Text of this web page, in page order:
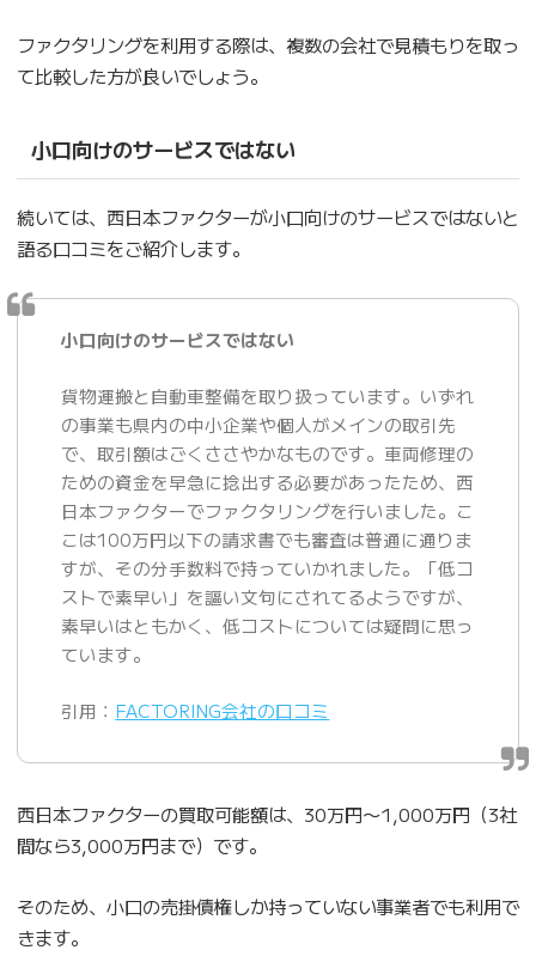
ファクタリングを利用する際は、複数の会社で見積もりを取っ
て比較した方が良いでしょう。
小口向けのサービスではない
続いては、西日本ファクターが小口向けのサービスではないと
語る口コミをご紹介します。
小口向けのサービスではない
貨物運搬と自動車整備を取り扱っています。いずれ
の事業も県内の中小企業や個人がメインの取引先
で、取引額はごくささやかなものです。車両修理の
ための資金を早急に捻出する必要があったため、西
日本ファクターでファクタリングを行いました。こ
こは100万円以下の請求書でも審査は普通に通りま
すが、その分手数料で持っていかれました。「低コ
ストで素早い」を謳い文句にされてるようですが、
素早いはともかく、低コストについては疑問に思っ
ています。
引用： FACTORING会社の口コミ
西日本ファクターの買取可能額は、30万円〜1,000万円（3社
間なら3,000万円まで）です。
そのため、小口の売掛債権しか持っていない事業者でも利用で
きます。